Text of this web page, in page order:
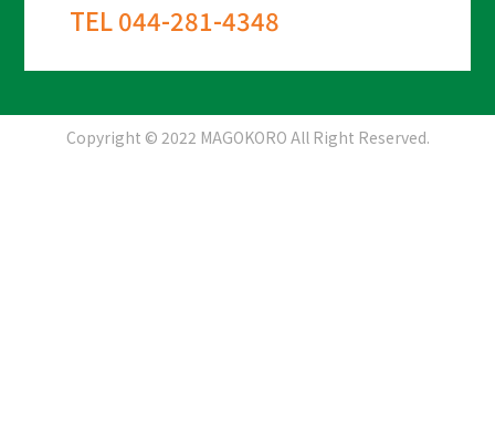
TEL044-281-4348
Copyright © 2022 MAGOKORO All Right Reserved.